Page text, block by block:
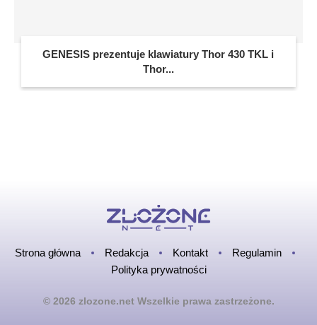
GENESIS prezentuje klawiatury Thor 430 TKL i
Thor...
Strona główna Redakcja Kontakt
Regulamin
Polityka prywatności
© 2026 zlozone.net Wszelkie prawa zastrzeżone.